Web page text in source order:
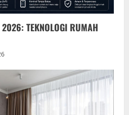
TEKNOLOGI RUMAH